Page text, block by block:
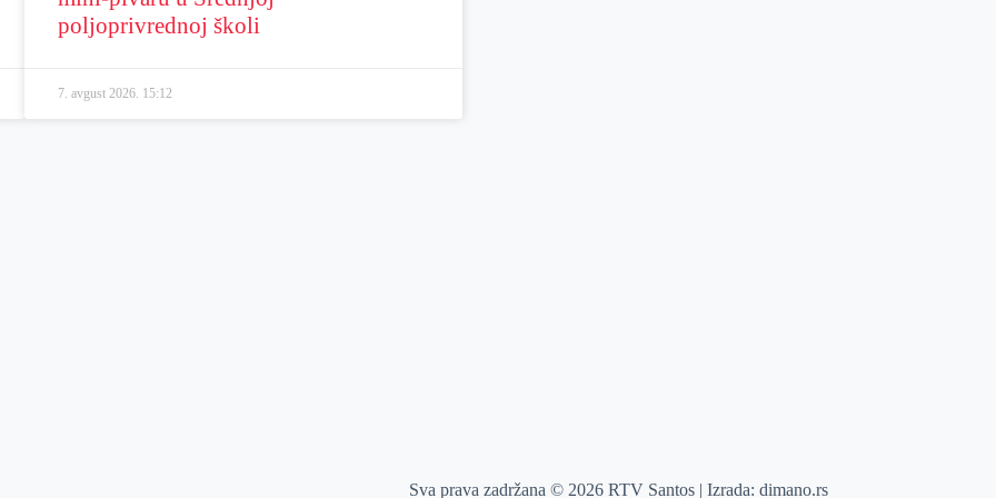
poljoprivrednoj školi
7. avgust 2026. 15:12
Sva prava zadržana © 2026 RTV Santos | Izrada:dimano.rs